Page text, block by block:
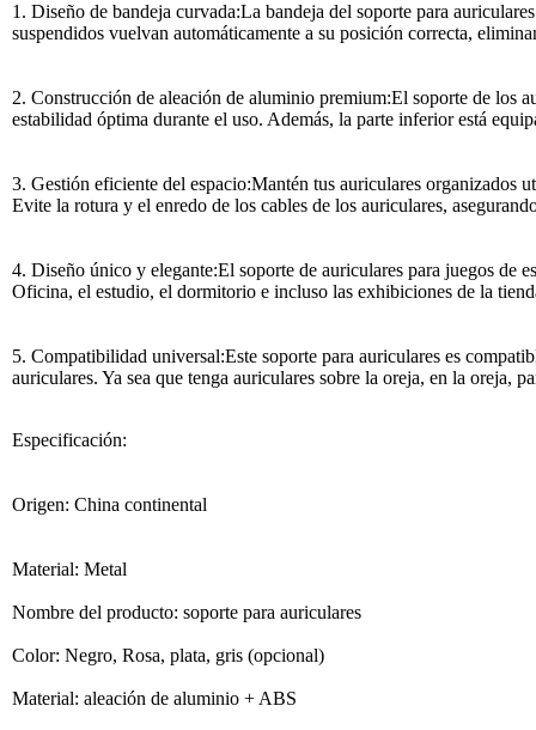
1. Diseño de bandeja curvada:La bandeja del soporte para
suspendidos vuelvan automáticamente a su posición correcta,
2. Construcción de aleación de aluminio premium:El soporte de los
estabilidad óptima durante el uso. Además, la parte inferior está
3. Gestión eficiente del espacio:Mantén tus auriculares organizados
Evite la rotura y el enredo de los cables de los auriculares,
4. Diseño único y elegante:El soporte de auriculares para juegos de
Oficina, el estudio, el dormitorio e incluso las exhibiciones de la
5. Compatibilidad universal:Este soporte para auriculares es
auriculares. Ya sea que tenga auriculares sobre la oreja, en la oreja,
Especificación:
Origen: China continental
Material: Metal
Nombre del producto: soporte para auriculares
Color: Negro, Rosa, plata, gris (opcional)
Material: aleación de aluminio + ABS